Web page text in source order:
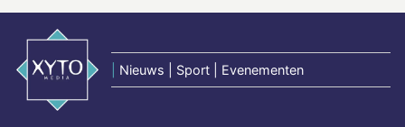
Nieuws | Sport | Evenementen